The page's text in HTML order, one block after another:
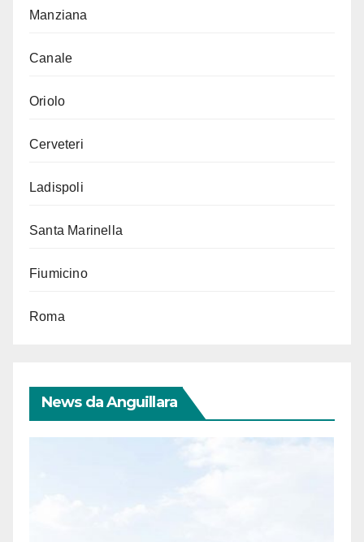
Manziana
Canale
Oriolo
Cerveteri
Ladispoli
Santa Marinella
Fiumicino
Roma
News da Anguillara